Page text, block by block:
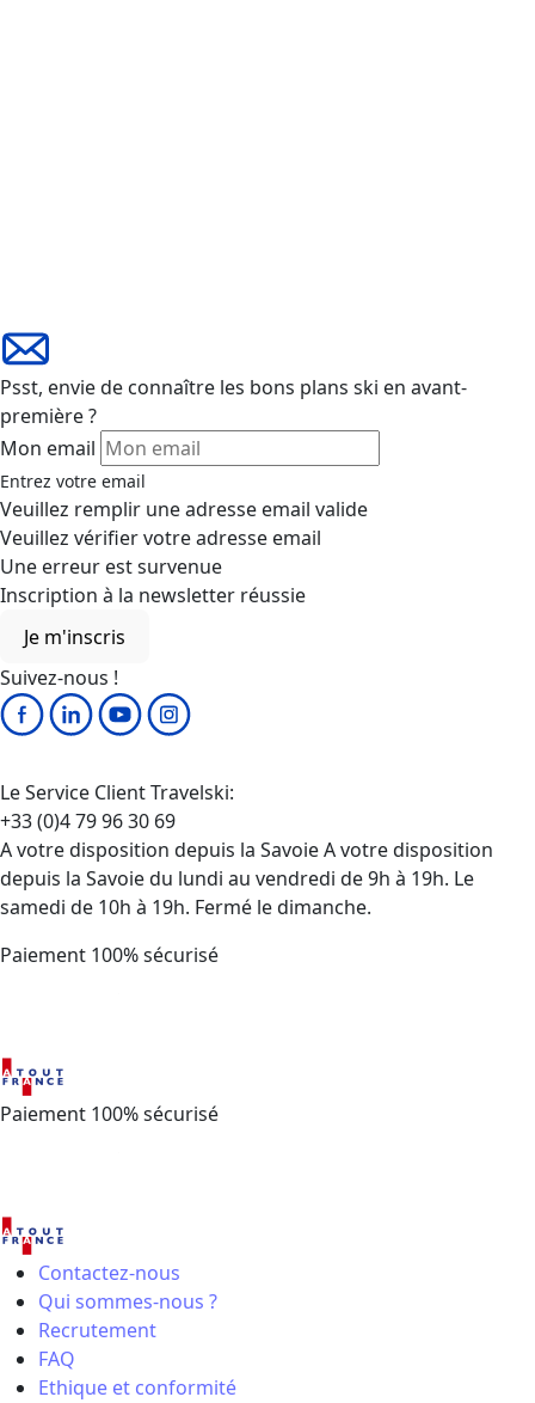
Psst, envie de connaître les bons plans ski en avant-
première ?
Mon email
Entrez votre email
Veuillez remplir une adresse email valide
Veuillez vérifier votre adresse email
Une erreur est survenue
Inscription à la newsletter réussie
Je m'inscris
Suivez-nous !
Le Service Client Travelski:
+33 (0)4 79 96 30 69
A votre disposition depuis la Savoie A votre disposition
depuis la Savoie du lundi au vendredi de 9h à 19h. Le
samedi de 10h à 19h. Fermé le dimanche.
Paiement 100% sécurisé
Paiement 100% sécurisé
Contactez-nous
Qui sommes-nous ?
Recrutement
FAQ
Ethique et conformité